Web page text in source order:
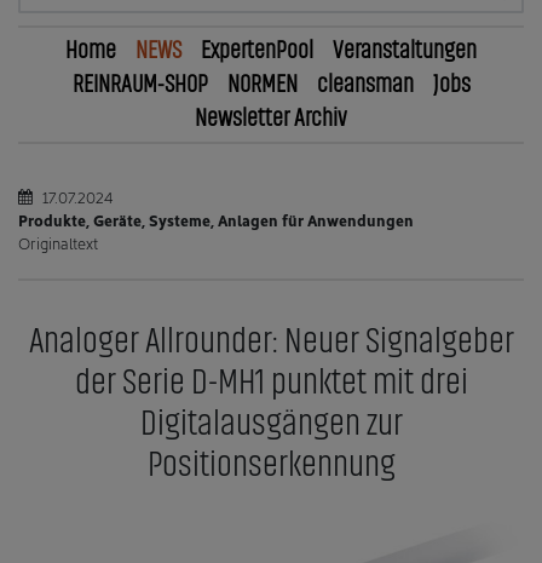
Home NEWS ExpertenPool
Veranstaltungen
REINRAUM-SHOP
NORMEN cleansman
Jobs
Newsletter Archiv
17.07.2024
Produkte, Geräte, Systeme, Anlagen für Anwendungen
Originaltext
Analoger Allrounder: Neuer Signalgeber
der Serie D-MH1 punktet mit drei
Digitalausgängen zur
Positionserkennung